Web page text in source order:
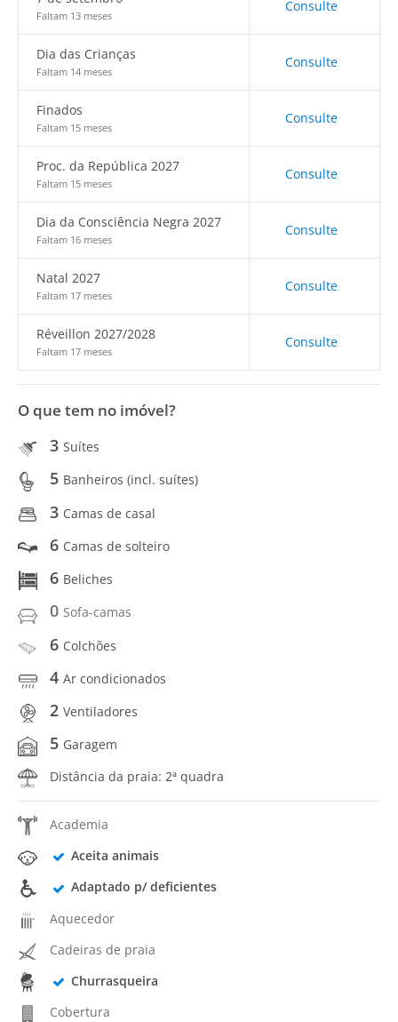
Faltam 13 meses
Consulte
Dia das Crianças
Faltam 14 meses
Consulte
Finados
Faltam 15 meses
Consulte
Proc. da República 2027
Faltam 15 meses
Consulte
Dia da Consciência Negra 2027
Faltam 16 meses
Consulte
Natal 2027
Faltam 17 meses
Consulte
Réveillon 2027/2028
Faltam 17 meses
Consulte
O que tem no imóvel?
3 Suítes
5 Banheiros (incl. suítes)
3 Camas de casal
6 Camas de solteiro
6 Beliches
0 Sofa-camas
6 Colchões
4 Ar condicionados
2 Ventiladores
5 Garagem
Distância da praia: 2ª quadra
Academia
Aceita animais
Adaptado p/ deficientes
Aquecedor
Cadeiras de praia
Churrasqueira
Cobertura